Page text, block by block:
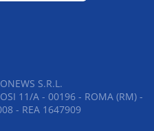
S.R.L.
11/A - 00196 - ROMA (RM) -
- REA 1647909